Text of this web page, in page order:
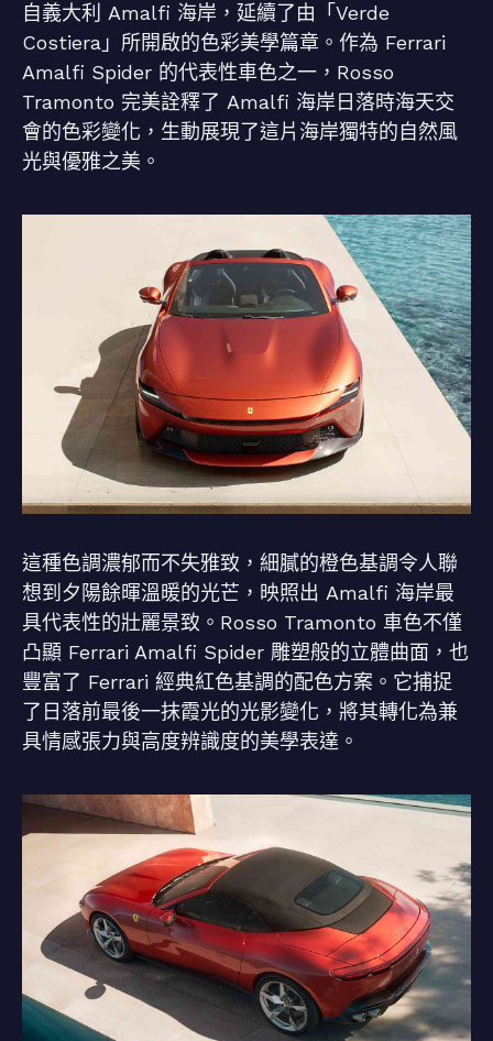
自義大利 Amalfi 海岸，延續了由「Verde
Costiera」所開啟的色彩美學篇章。作為 Ferrari
Amalfi Spider 的代表性車色之一，Rosso
Tramonto 完美詮釋了 Amalfi 海岸日落時海天交
會的色彩變化，生動展現了這片海岸獨特的自然風
光與優雅之美。
這種色調濃郁而不失雅致，細膩的橙色基調令人聯
想到夕陽餘暉溫暖的光芒，映照出 Amalfi 海岸最
具代表性的壯麗景致。Rosso Tramonto 車色不僅
凸顯 Ferrari Amalfi Spider 雕塑般的立體曲面，也
豐富了 Ferrari 經典紅色基調的配色方案。它捕捉
了日落前最後一抹霞光的光影變化，將其轉化為兼
具情感張力與高度辨識度的美學表達。